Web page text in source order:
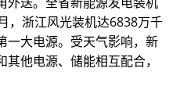
，浙江风光装机达6838万千
一大电源。受天气影响，新
他电源、储能相互配合，